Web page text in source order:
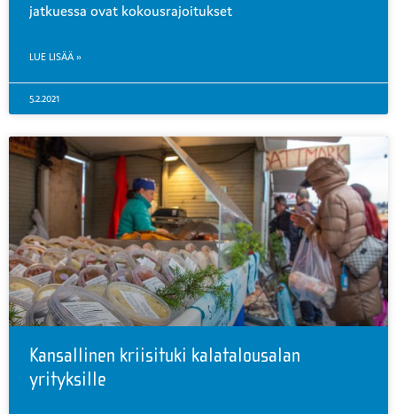
jatkuessa ovat kokousrajoitukset
LUE LISÄÄ »
5.2.2021
Kansallinen kriisituki kalatalousalan
yrityksille